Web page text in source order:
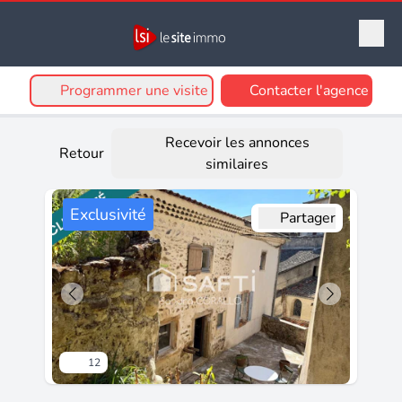
Programmer une visite Contacter l'agence
Retour
Recevoir les annonces
similaires
Exclusivité
12
Partager